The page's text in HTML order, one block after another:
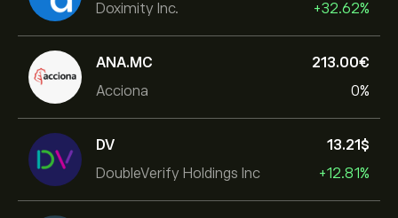
Doximity Inc. +32.62%
ANA.MC
Acciona
213.00‎€‎
0%
DV
DoubleVerify Holdings Inc
13.21‎$‎
+12.81%